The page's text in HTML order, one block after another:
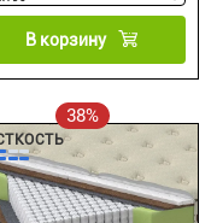
В корзину
38%